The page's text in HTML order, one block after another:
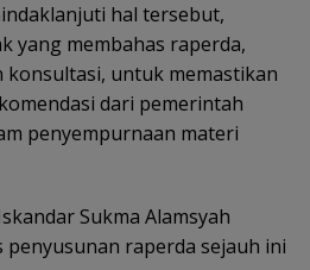
hal tersebut,
yang membahas raperda,
untuk memastikan
dari pemerintah
penyempurnaan materi
Sukma Alamsyah
penyusunan raperda sejauh ini